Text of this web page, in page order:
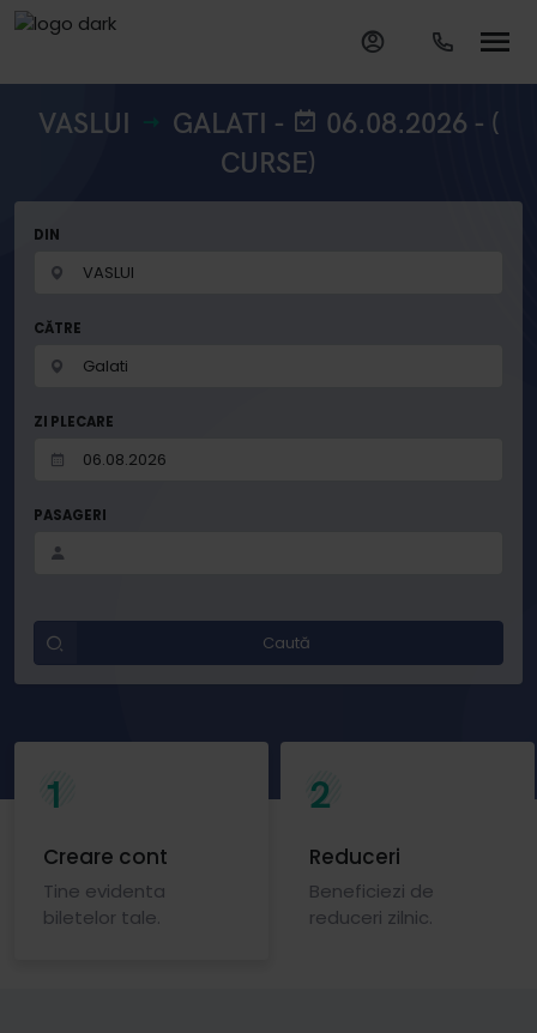
VASLUI GALATI -
06.08.2026 - (
CURSE)
DIN
CĂTRE
ZI PLECARE
PASAGERI
Caută
1
Creare cont
Tine evidenta
biletelor tale.
2
Reduceri
Beneficiezi de
reduceri zilnic.